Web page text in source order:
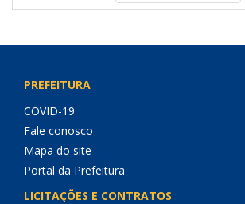
PREFEITURA
COVID-19
Fale conosco
Mapa do site
Portal da Prefeitura
LICITAÇÕES E CONTRATOS